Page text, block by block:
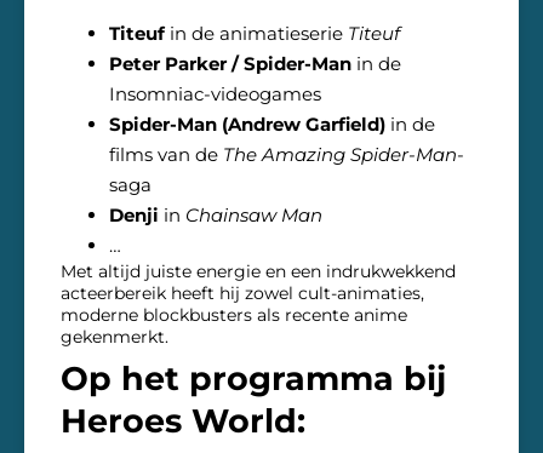
Titeufin de animatieserie Titeuf
Peter Parker / Spider-Man in de
Insomniac-videogames
Spider-Man (Andrew Garfield) in de
films van de The Amazing Spider-Man-
saga
Denji in Chainsaw Man
…
Met altijd juiste energie en een indrukwekkend
acteerbereik heeft hij zowel cult-animaties,
moderne blockbusters als recente anime
gekenmerkt.
Op het programma bij
Heroes World: